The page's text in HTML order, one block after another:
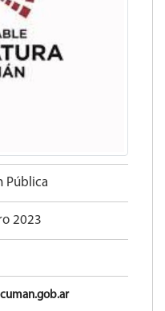
Pública
2023